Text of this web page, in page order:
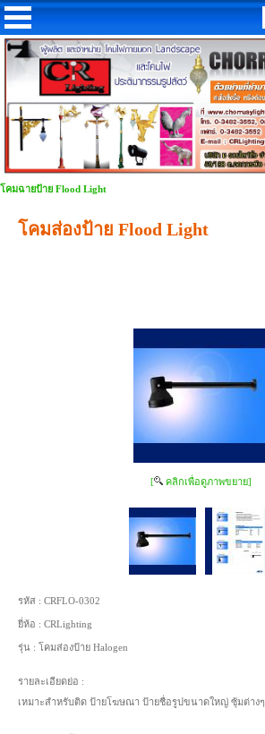
โคมฉายป้าย Flood Light
โคมส่องป้าย Flood Light
[ คลิกเพื่อดูภาพขยาย]
รหัส : CRFLO-0302
ยี่ห้อ : CRLighting
รุ่น : โคมส่องป้าย Halogen
รายละเอียดย่อ :
เหมาะสำหรับติด ป้ายโฆษณา ป้ายชื่อรูปขนาดใหญ่ ซุ้มต่างๆ